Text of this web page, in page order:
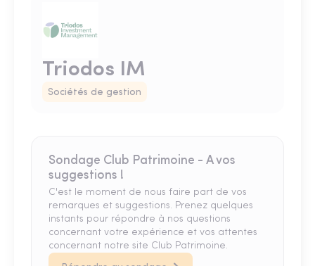
Triodos IM
Sociétés de gestion
Sondage Club Patrimoine - A vos
suggestions !
C'est le moment de nous faire part de vos
remarques et suggestions. Prenez quelques
instants pour répondre à nos questions
concernant votre expérience et vos attentes
concernant notre site Club Patrimoine.